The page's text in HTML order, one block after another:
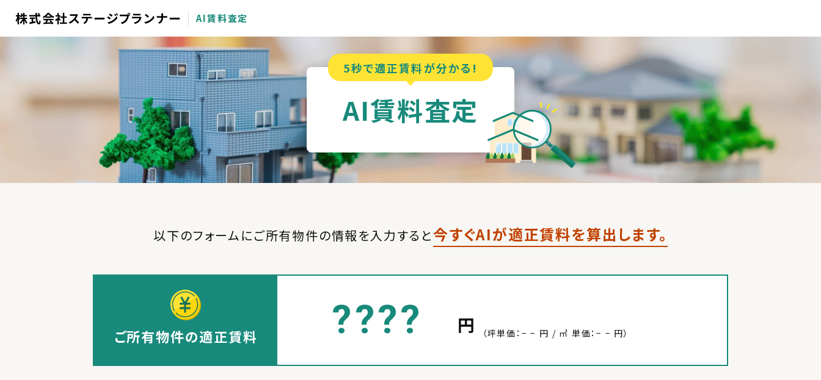
AI賃料査定
株式会社ステージプランナー
5秒で適正賃料が分かる!
AI賃料査定
以下のフォームにご所有物件の情報を入力すると今すぐAIが適正賃料を算出します。
ご所有物件の適正賃料 ???? 円 （坪単価：− − 円 / ㎡ 単価：− − 円）